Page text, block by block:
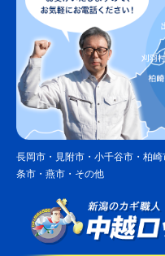
長岡市・見附市・小千谷市・柏
条市・燕市・その他